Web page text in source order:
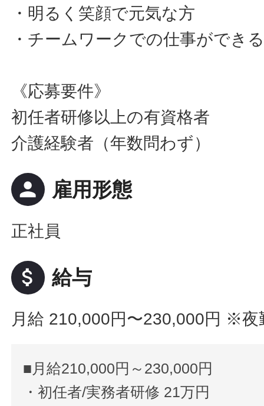
・明るく笑顔で元気な方
・チームワークでの仕事ができ
《応募要件》
初任者研修以上の有資格者
介護経験者（年数問わず）
person 雇用形態
正社員
attach_money 給与
月給 210,000円〜230,000円 ※夜
■月給210,000円～230,000円
・初任者/実務者研修 21万円